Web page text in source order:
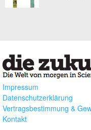
Impressum
Datenschutzerklärung
Vertragsbestimmung &
Kontakt